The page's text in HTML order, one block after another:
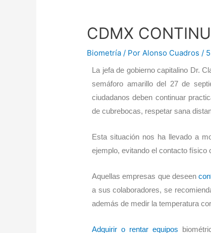
CDMX
Biometría / PorAlonso Cuadros/
La jefa de gobierno capitalino Dr.
semáforo amarillo del 27 de
ciudadanos deben continuar
de cubrebocas, respetar sana
Esta situación nos ha llevado a
ejemplo, evitando el contacto físico
Aquellas empresas que deseen
a sus colaboradores, se
además de medir la temperatura
Adquirir o rentar equipos